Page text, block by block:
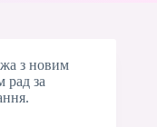
з новим
рад за